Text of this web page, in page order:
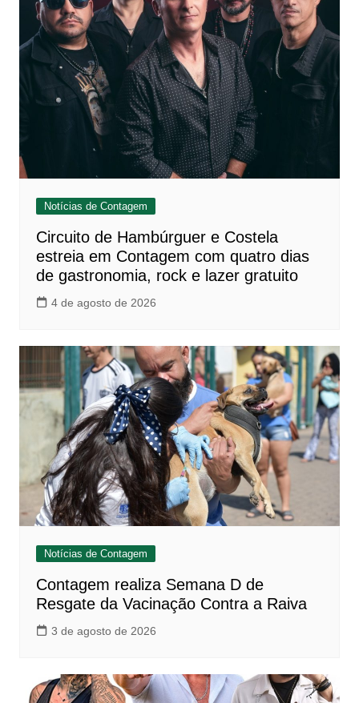
Notícias de Contagem
Circuito de Hambúrguer e Costela
estreia em Contagem com quatro dias
de gastronomia, rock e lazer gratuito
4 de agosto de 2026
Notícias de Contagem
Contagem realiza Semana D de
Resgate da Vacinação Contra a Raiva
3 de agosto de 2026